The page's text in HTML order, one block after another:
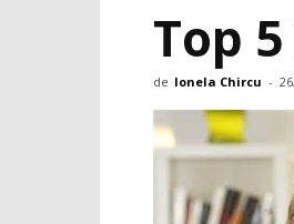
Top
de Ionela Chircu -